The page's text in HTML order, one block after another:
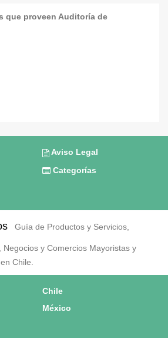
que proveen Auditoría de
Aviso Legal
Categorías
Guía de Productos y Servicios,
y Comercios Mayoristas y
Chile.
Chile
México